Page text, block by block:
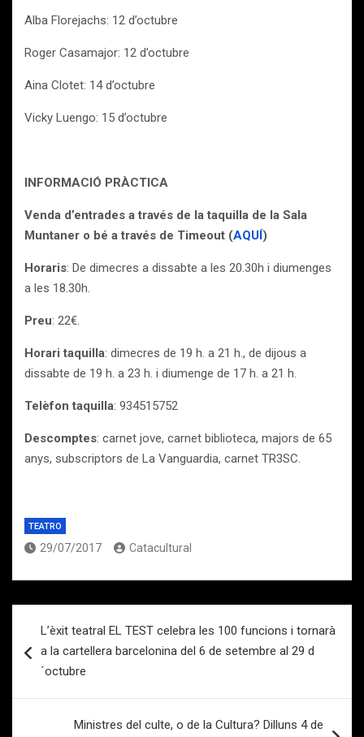
Alba Florejachs: 12 d’octubre
Roger Casamajor: 12 d’octubre
Aina Clotet: 14 d’octubre
Vicky Luengo: 15 d’octubre
INFORMACIÓ PRÀCTICA
Venda d’entrades a través de la taquilla de la Sala
Muntaner o bé a través de Timeout (AQUÍ)
Horaris: De dimecres a dissabte a les 20.30h i diumenges
a les 18.30h.
Preu: 22€.
Horari taquilla: dimecres de 19 h. a 21 h., de dijous a
dissabte de 19 h. a 23 h. i diumenge de 17 h. a 21 h.
Telèfon taquilla: 934515752
Descomptes: carnet jove, carnet biblioteca, majors de 65
anys, subscriptors de La Vanguardia, carnet TR3SC.
TEATRO
29/07/2017 Catacultural
de
entradas
L’èxit teatral EL TEST celebra les 100 funcions i tornarà
a la cartellera barcelonina del 6 de setembre al 29 d
´octubre
Ministres del culte, o de la Cultura? Dilluns 4 de